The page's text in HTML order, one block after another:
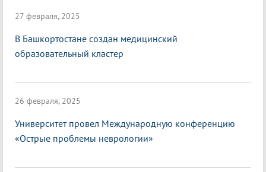
27 февраля, 2025
В Башкортостане создан медицинский
образовательный кластер
26 февраля, 2025
Университет провел Международную конференцию
«Острые проблемы неврологии»